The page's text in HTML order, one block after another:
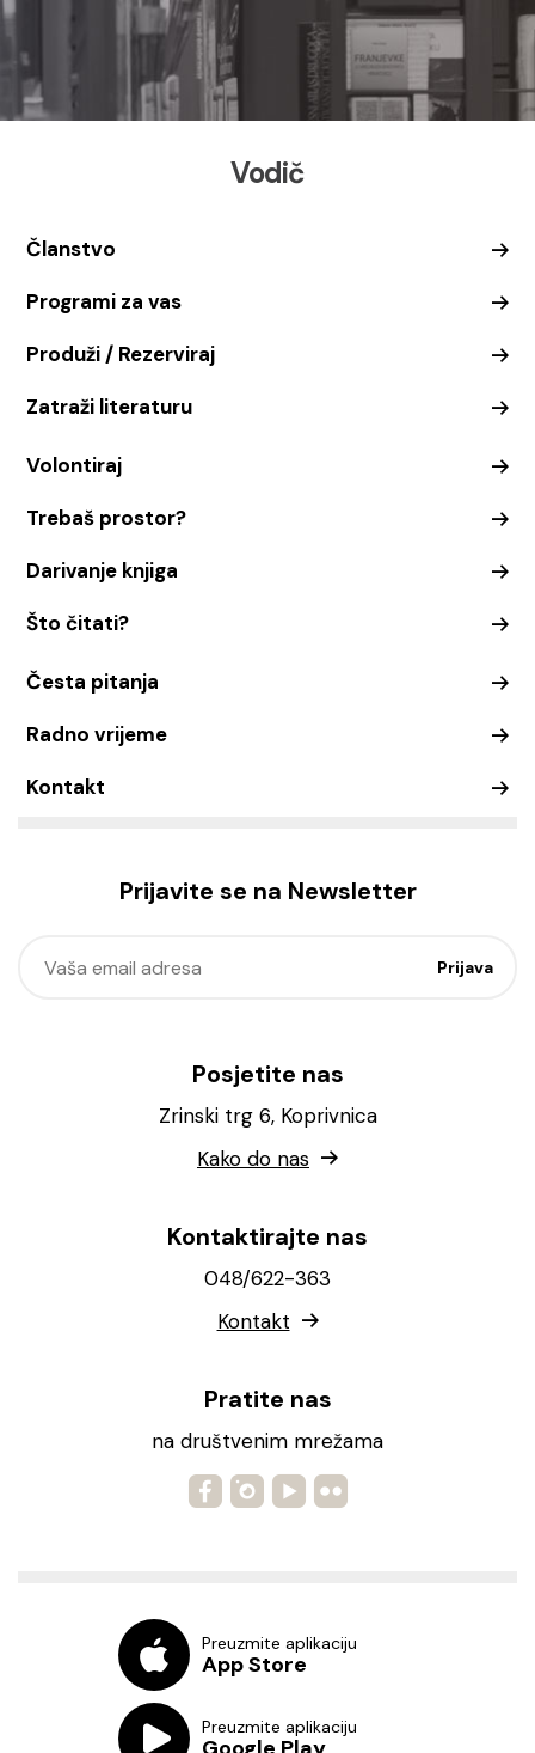
Vodič
Članstvo
Programi za vas
Produži / Rezerviraj
Zatraži literaturu
Volontiraj
Trebaš prostor?
Darivanje knjiga
Što čitati?
Česta pitanja
Radno vrijeme
Kontakt
Prijavite se na Newsletter
Posjetite nas
Zrinski trg 6, Koprivnica
Kako do nas
Kontaktirajte nas
048/622-363
Kontakt
Pratite nas
na društvenim mrežama
Preuzmite aplikaciju
App Store
Preuzmite aplikaciju